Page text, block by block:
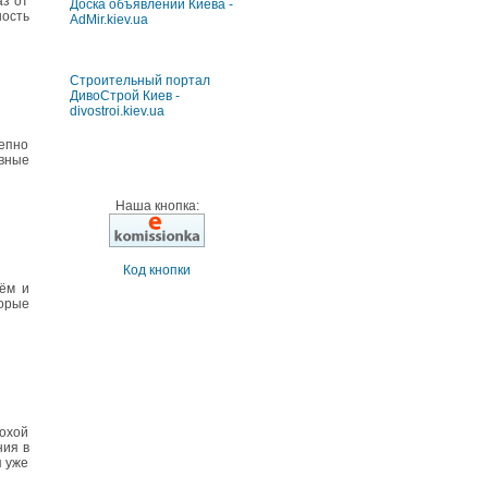
и
в
уже
Доска объявлений Киева -
AdMir.kiev.ua
Строительный портал
ДивоСтрой Киев -
divostroi.kiev.ua
Наша кнопка:
Код кнопки